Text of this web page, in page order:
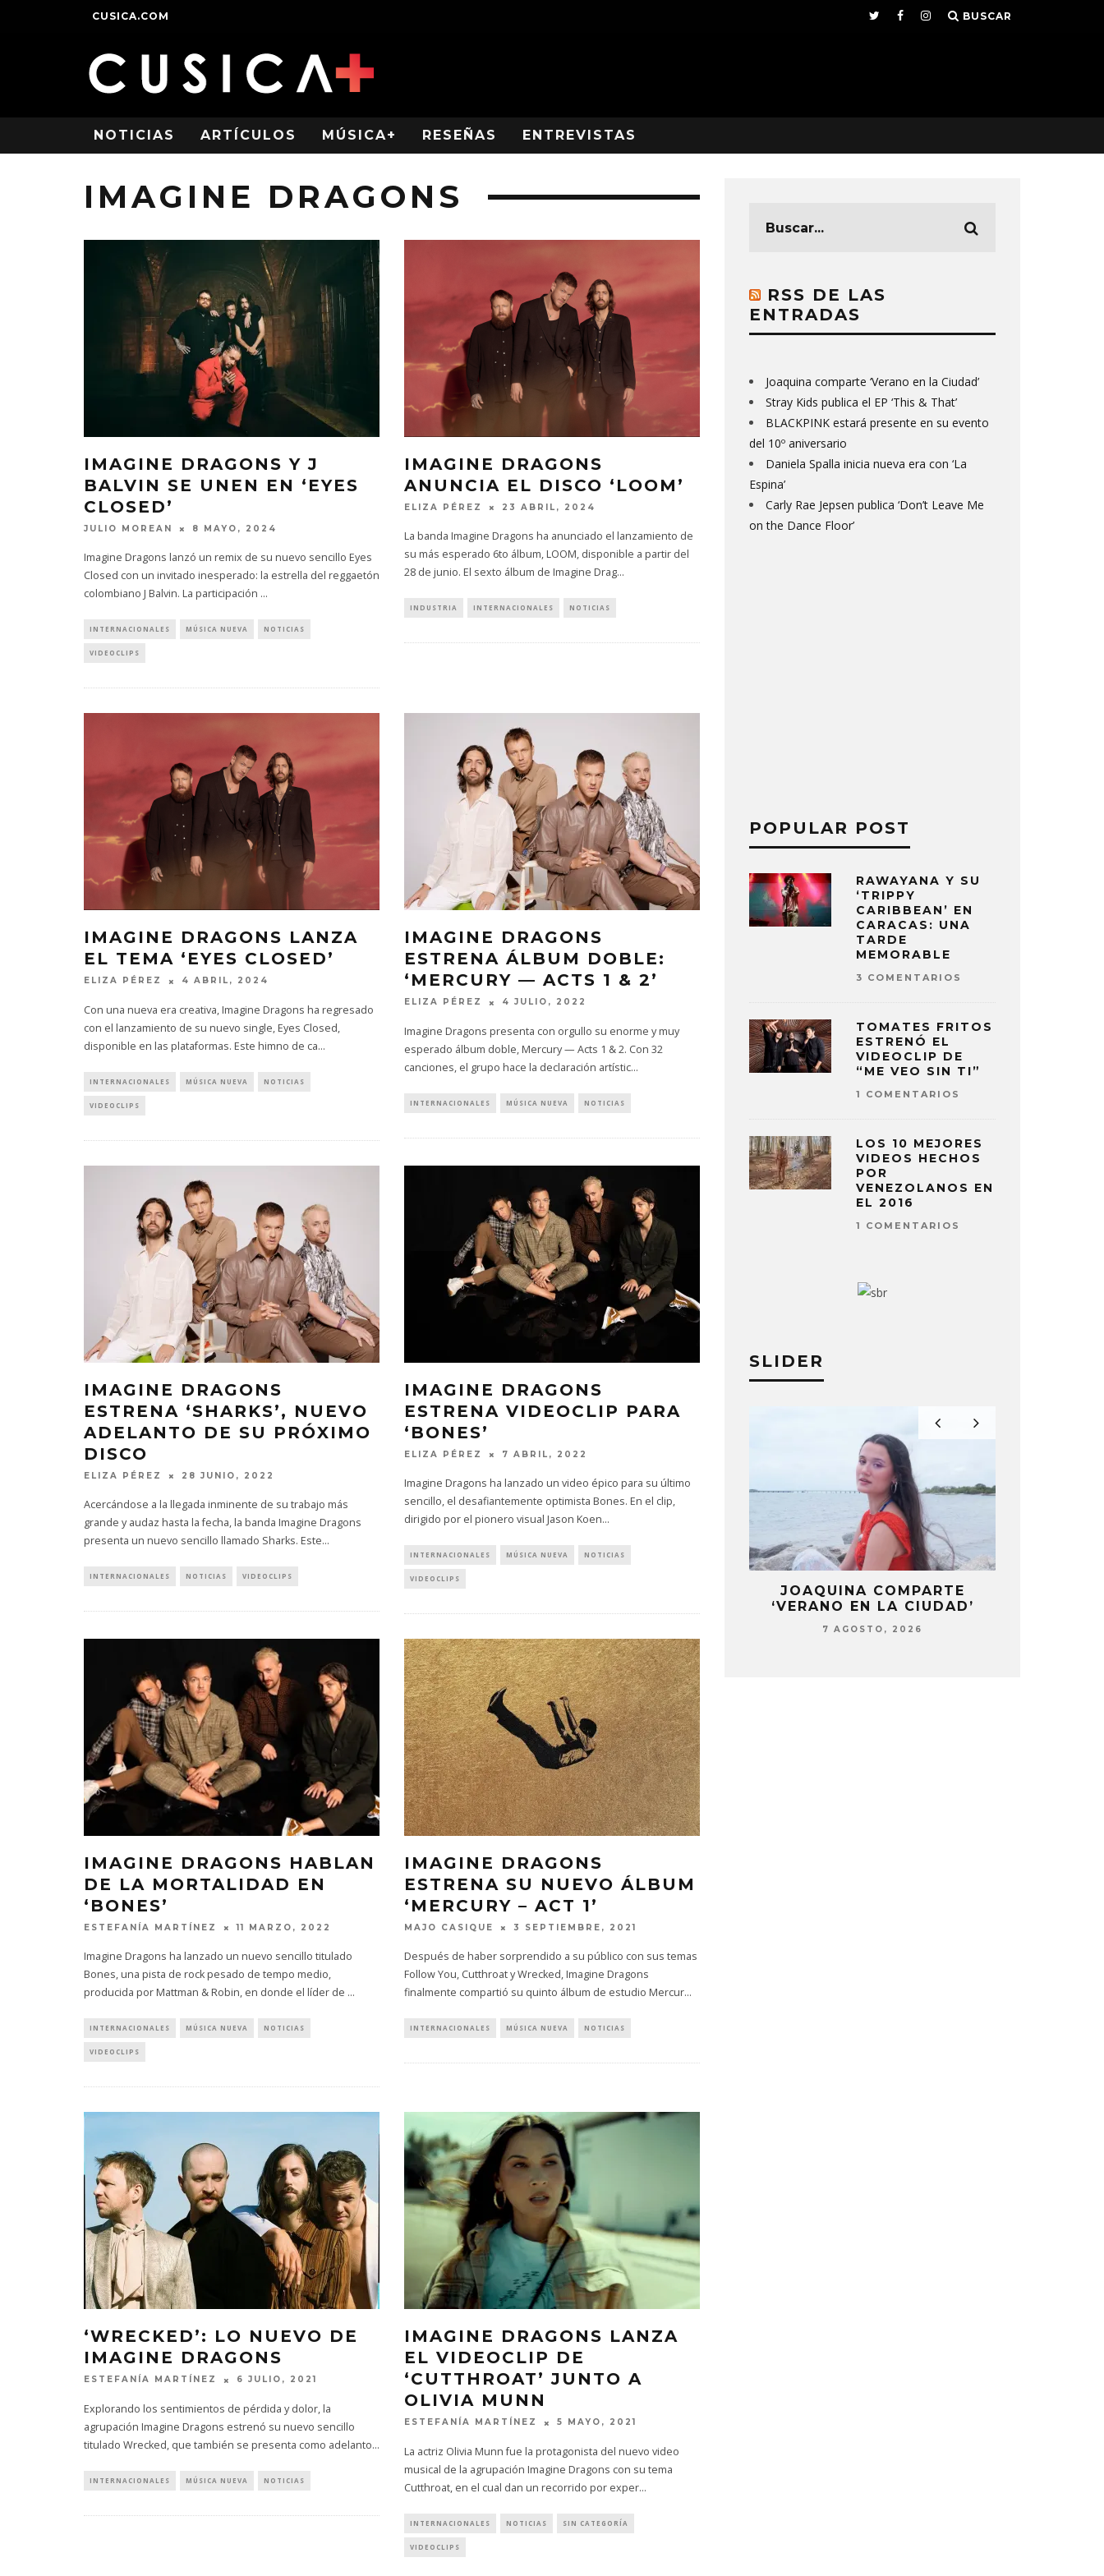
CUSICA.COM BUSCAR
NOTICIAS ARTÍCULOS MÚSICA+ RESEÑAS ENTREVISTAS
IMAGINE DRAGONS
IMAGINE DRAGONS Y J
BALVIN SE UNEN EN ‘EYES
CLOSED’
JULIO MOREAN 8 MAYO, 2024
Imagine Dragons lanzó un remix de su nuevo sencillo Eyes
Closed con un invitado inesperado: la estrella del reggaetón
colombiano J Balvin. La participación ...
INTERNACIONALES MÚSICA NUEVA NOTICIAS
VIDEOCLIPS
IMAGINE DRAGONS
ANUNCIA EL DISCO ‘LOOM’
ELIZA PÉREZ 23 ABRIL, 2024
La banda Imagine Dragons ha anunciado el lanzamiento de
su más esperado 6to álbum, LOOM, disponible a partir del
28 de junio. El sexto álbum de Imagine Drag...
INDUSTRIA INTERNACIONALES NOTICIAS
IMAGINE DRAGONS LANZA
EL TEMA ‘EYES CLOSED’
ELIZA PÉREZ 4 ABRIL, 2024
Con una nueva era creativa, Imagine Dragons ha regresado
con el lanzamiento de su nuevo single, Eyes Closed,
disponible en las plataformas. Este himno de ca...
INTERNACIONALES MÚSICA NUEVA NOTICIAS
VIDEOCLIPS
IMAGINE DRAGONS
ESTRENA ÁLBUM DOBLE:
‘MERCURY — ACTS 1 & 2’
ELIZA PÉREZ 4 JULIO, 2022
Imagine Dragons presenta con orgullo su enorme y muy
esperado álbum doble, Mercury — Acts 1 & 2. Con 32
canciones, el grupo hace la declaración artístic...
INTERNACIONALES MÚSICA NUEVA NOTICIAS
IMAGINE DRAGONS
ESTRENA ‘SHARKS’, NUEVO
ADELANTO DE SU PRÓXIMO
DISCO
ELIZA PÉREZ 28 JUNIO, 2022
Acercándose a la llegada inminente de su trabajo más
grande y audaz hasta la fecha, la banda Imagine Dragons
presenta un nuevo sencillo llamado Sharks. Este...
INTERNACIONALES NOTICIAS VIDEOCLIPS
IMAGINE DRAGONS
ESTRENA VIDEOCLIP PARA
‘BONES’
ELIZA PÉREZ 7 ABRIL, 2022
Imagine Dragons ha lanzado un video épico para su último
sencillo, el desafiantemente optimista Bones. En el clip,
dirigido por el pionero visual Jason Koen...
INTERNACIONALES MÚSICA NUEVA NOTICIAS
VIDEOCLIPS
IMAGINE DRAGONS HABLAN
DE LA MORTALIDAD EN
‘BONES’
ESTEFANÍA MARTÍNEZ 11 MARZO, 2022
Imagine Dragons ha lanzado un nuevo sencillo titulado
Bones, una pista de rock pesado de tempo medio,
producida por Mattman & Robin, en donde el líder de ...
INTERNACIONALES MÚSICA NUEVA NOTICIAS
VIDEOCLIPS
IMAGINE DRAGONS
ESTRENA SU NUEVO ÁLBUM
‘MERCURY – ACT 1’
MAJO CASIQUE 3 SEPTIEMBRE, 2021
Después de haber sorprendido a su público con sus temas
Follow You, Cutthroat y Wrecked, Imagine Dragons
finalmente compartió su quinto álbum de estudio Mercur...
INTERNACIONALES MÚSICA NUEVA NOTICIAS
‘WRECKED’: LO NUEVO DE
IMAGINE DRAGONS
ESTEFANÍA MARTÍNEZ 6 JULIO, 2021
Explorando los sentimientos de pérdida y dolor, la
agrupación Imagine Dragons estrenó su nuevo sencillo
titulado Wrecked, que también se presenta como adelanto...
INTERNACIONALES MÚSICA NUEVA NOTICIAS
IMAGINE DRAGONS LANZA
EL VIDEOCLIP DE
‘CUTTHROAT’ JUNTO A
OLIVIA MUNN
ESTEFANÍA MARTÍNEZ 5 MAYO, 2021
La actriz Olivia Munn fue la protagonista del nuevo video
musical de la agrupación Imagine Dragons con su tema
Cutthroat, en el cual dan un recorrido por exper...
INTERNACIONALES NOTICIAS SIN CATEGORÍA
VIDEOCLIPS
RSS DE LAS
ENTRADAS
Joaquina comparte ‘Verano en la Ciudad’
Stray Kids publica el EP ‘This & That’
BLACKPINK estará presente en su evento
del 10º aniversario
Daniela Spalla inicia nueva era con ‘La
Espina’
Carly Rae Jepsen publica ‘Don’t Leave Me
on the Dance Floor’
POPULAR POST
RAWAYANA Y SU
‘TRIPPY
CARIBBEAN’ EN
CARACAS: UNA
TARDE
MEMORABLE
3 COMENTARIOS
TOMATES FRITOS
ESTRENÓ EL
VIDEOCLIP DE
“ME VEO SIN TI”
1 COMENTARIOS
LOS 10 MEJORES
VIDEOS HECHOS
POR
VENEZOLANOS EN
EL 2016
1 COMENTARIOS
SLIDER
7 AGOSTO, 2026
JOAQUINA COMPARTE
‘VERANO EN LA CIUDAD’
7 AGOSTO, 2026